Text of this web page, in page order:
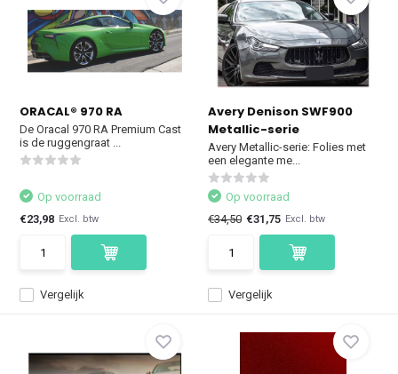
ORACAL® 970 RA
De Oracal 970 RA Premium Cast
is de ruggengraat ...
Vergelijk
Op voorraad
€23,98 Excl. btw
Avery Denison SWF900
Metallic-serie
Avery Metallic-serie: Folies met
een elegante me...
Vergelijk
Op voorraad
€34,50 €31,75 Excl. btw